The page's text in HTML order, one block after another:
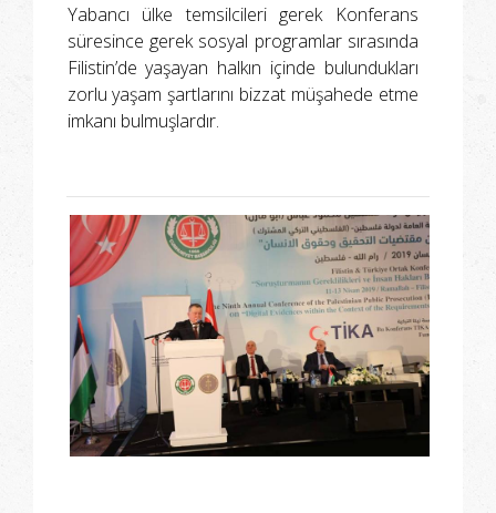
Yabancı ülke temsilcileri gerek Konferans
süresince gerek sosyal programlar sırasında
Filistin’de yaşayan halkın içinde bulundukları
zorlu yaşam şartlarını bizzat müşahede etme
imkanı bulmuşlardır.